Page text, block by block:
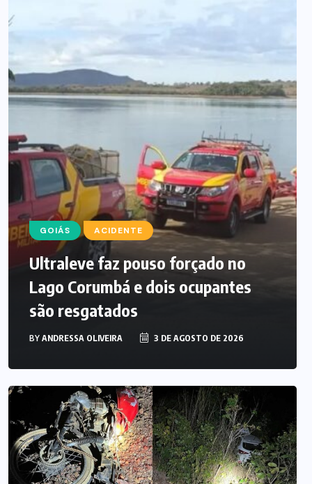
GOIÁS ACIDENTE
Ultraleve faz pouso forçado no
Lago Corumbá e dois ocupantes
são resgatados
BY ANDRESSA OLIVEIRA 3 DE AGOSTO DE 2026